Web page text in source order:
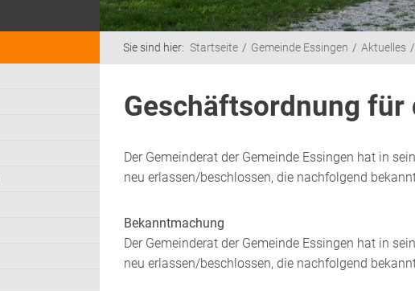
Sie sind hier: Startseite Gemeinde Essingen Aktuelles
Geschäftsordnung für
Der Gemeinderat der Gemeinde Essingen hat in
neu erlassen/beschlossen, die nachfolgend
Bekanntmachung
Der Gemeinderat der Gemeinde Essingen hat in
neu erlassen/beschlossen, die nachfolgend